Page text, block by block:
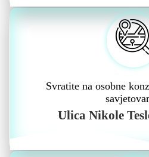
Svratite na osobne
Ulica Nikole